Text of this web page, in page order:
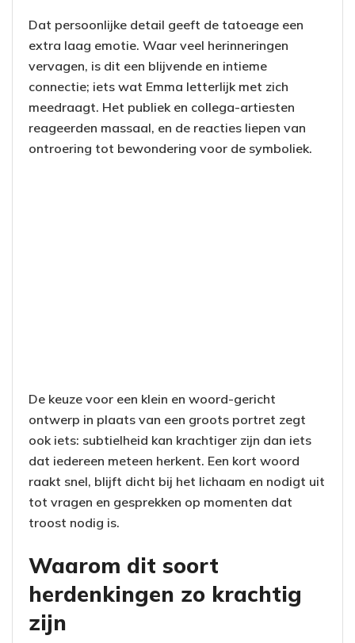
Dat persoonlijke detail geeft de tatoeage een
extra laag emotie. Waar veel herinneringen
vervagen, is dit een blijvende en intieme
connectie; iets wat Emma letterlijk met zich
meedraagt. Het publiek en collega-artiesten
reageerden massaal, en de reacties liepen van
ontroering tot bewondering voor de symboliek.
De keuze voor een klein en woord-gericht
ontwerp in plaats van een groots portret zegt
ook iets: subtielheid kan krachtiger zijn dan iets
dat iedereen meteen herkent. Een kort woord
raakt snel, blijft dicht bij het lichaam en nodigt uit
tot vragen en gesprekken op momenten dat
troost nodig is.
Waarom dit soort
herdenkingen zo krachtig
zijn